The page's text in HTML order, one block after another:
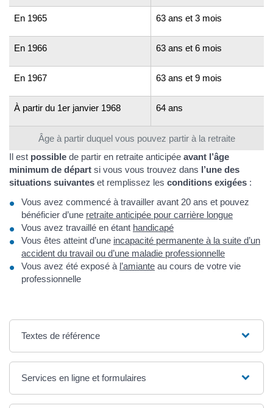
Âge à partir duquel vous pouvez partir à la retraite
En 1965 63 ans et 3 mois
En 1966 63 ans et 6 mois
En 1967 63 ans et 9 mois
À partir du 1er janvier 1968 64 ans
Il est possible de partir en retraite anticipée avant l’âge
minimum de départ si vous vous trouvez dans l’une des
situations suivantes et remplissez les conditions exigées :
Vous avez commencé à travailler avant 20 ans et pouvez
bénéficier d’une retraite anticipée pour carrière longue
Vous avez travaillé en étant handicapé
Vous êtes atteint d’une incapacité permanente à la suite d’un
accident du travail ou d’une maladie professionnelle
Vous avez été exposé à l’amiante au cours de votre vie
professionnelle
Textes de référence
Services en ligne et formulaires